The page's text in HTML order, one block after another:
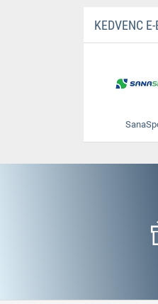
KEDVENC